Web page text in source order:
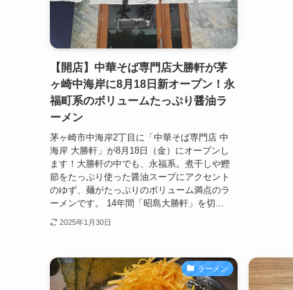
【開店】中華そば専門店大勝軒が茅
ヶ崎中海岸に8月18日新オープン！永
福町系のボリュームたっぷり醤油ラ
ーメン
茅ヶ崎市中海岸2丁目に「中華そば専門店 中
海岸 大勝軒」が8月18日（金）にオープンし
ます！大勝軒の中でも、永福系。煮干しや鰹
節をたっぷり使った醤油スープにアクセント
のゆず、麺がたっぷりのボリューム満点のラ
ーメンです。 14年間「昭島大勝軒」を切...
2025年1月30日
ラーメン